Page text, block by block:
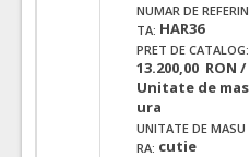
NUMAR DE REFERIN
TA: HAR36
PRET DE CATALOG:
13.200,00 RON /
Unitate de mas
ura
UNITATE DE MASU
RA: cutie